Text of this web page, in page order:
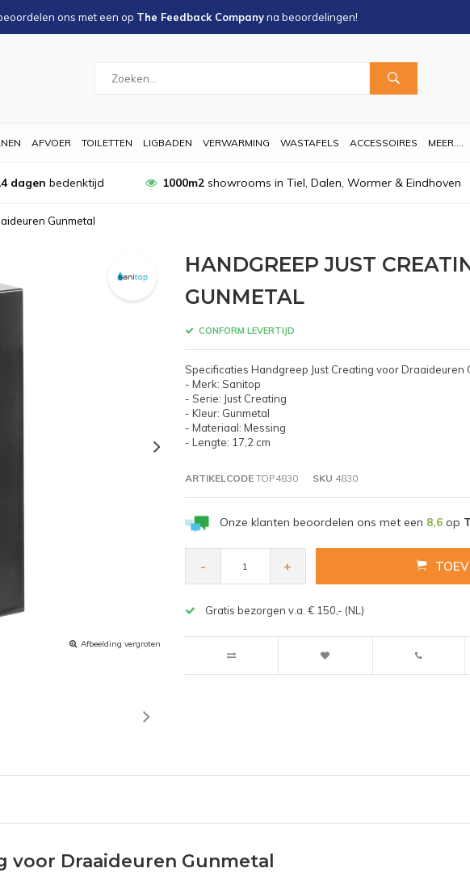
ons met een op The Feedback Companyna beoordelingen!
AFVOER TOILETTEN LIGBADEN VERWARMING WASTAFELS ACCESSOIRES MEER....
dagen bedenktijd 1000m2showrooms in Tiel, Dalen, Wormer & Eindhoven
Gunmetal
Afbeelding vergroten
HANDGREEP JUST
GUNMETAL
CONFORM LEVERTIJD
Specificaties Handgreep Just Creating voor Draaideuren
- Merk: Sanitop
- Serie: Just Creating
- Kleur: Gunmetal
- Materiaal: Messing
- Lengte: 17,2 cm
ARTIKELCODETOP4830 SKU 4830
Onze klanten beoordelen ons met een 8,6op
- +
Gratis bezorgen v.a. € 150,- (NL)
voor Draaideuren Gunmetal